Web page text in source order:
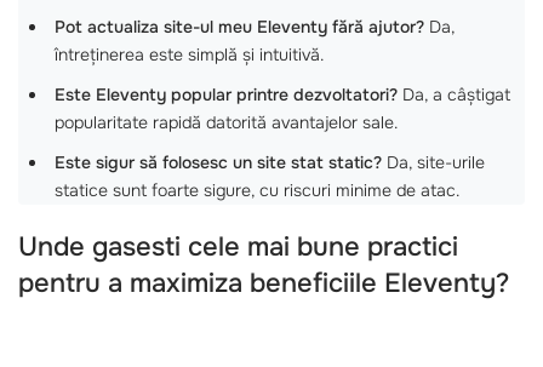
Pot actualiza site-ul meu Eleventy fără ajutor? Da,
întreținerea este simplă și intuitivă.
Este Eleventy popular printre dezvoltatori? Da, a câștigat
popularitate rapidă datorită avantajelor sale.
Este sigur să folosesc un site stat static? Da, site-urile
statice sunt foarte sigure, cu riscuri minime de atac.
Unde gasesti cele mai bune practici
pentru a maximiza beneficiile Eleventy?